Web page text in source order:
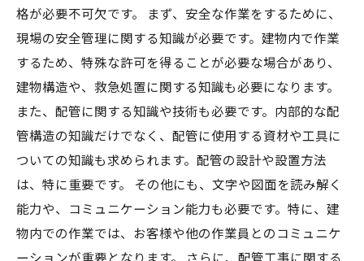
格が必要不可欠です。 まず、安全な作業をするために、
現場の安全管理に関する知識が必要です。建物内で作業
するため、特殊な許可を得ることが必要な場合があり、
建物構造や、救急処置に関する知識も必要になります。
また、配管に関する知識や技術も必要です。内部的な配
管構造の知識だけでなく、配管に使用する資材や工具に
ついての知識も求められます。配管の設計や設置方法
は、特に重要です。 その他にも、文字や図面を読み解く
能力や、コミュニケーション能力も必要です。特に、建
物内での作業では、お客様や他の作業員とのコミュニケ
ーションが重要となります。 さらに、配管工事に関する